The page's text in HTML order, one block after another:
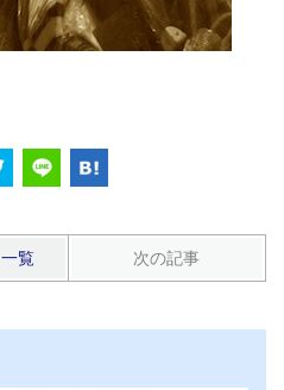
一覧 次の記事